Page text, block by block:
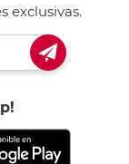
exclusivas.